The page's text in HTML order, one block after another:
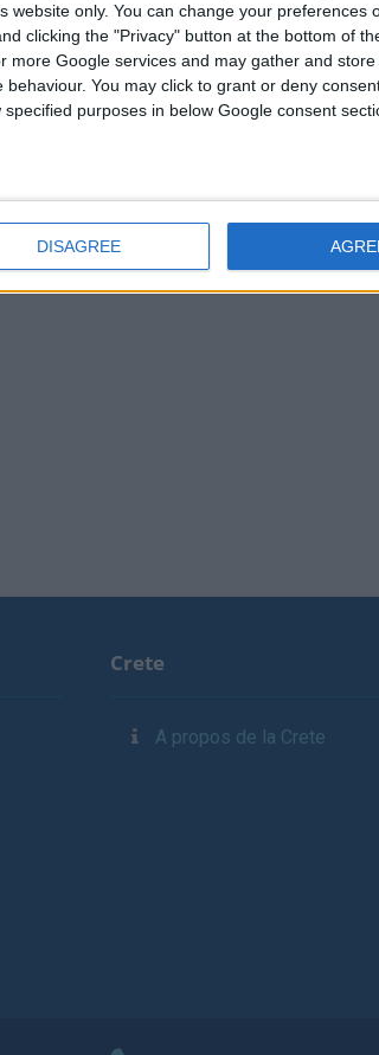
website only. You can change your preferences
clicking the "Privacy" button at the bottom of
more Google services and may gather and
You may click to grant or deny
purposes in below Google consent
DISAGREE
Crete
A propos de la Crete